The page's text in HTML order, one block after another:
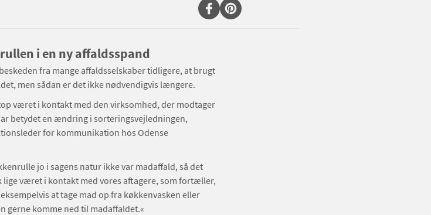
i en ny affaldsspand
fra mange affaldsselskaber tidligere, at brugt
men sådan er det ikke nødvendigvis længere.
været i kontakt med den virksomhed, der modtager
betydet en ændring i sorteringsvejledningen,
for kommunikation hos Odense
jo i sagens natur ikke var madaffald, så det
lige været i kontakt med vores aftagere, som fortæller,
at tage mad op fra køkkenvasken eller
gerne komme ned til madaffaldet.«